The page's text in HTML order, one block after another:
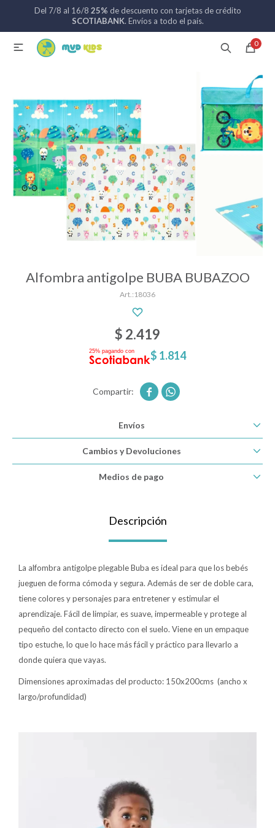
Del 7/8 al 16/8 25% de descuento con tarjetas de crédito
SCOTIABANK. Envíos a todo el país.
0

Alfombra antigolpe BUBA BUBAZOO
18036
$ 2.419
$ 1.814
 
Envíos
Cambios y Devoluciones
Medios de pago
Descripción
La alfombra antigolpe plegable Buba es ideal para que los bebés
jueguen de forma cómoda y segura. Además de ser de doble cara,
tiene colores y personajes para entretener y estimular el
aprendizaje. Fácil de limpiar, es suave, impermeable y protege al
pequeño del contacto directo con el suelo. Viene en un empaque
tipo estuche, lo que lo hace más fácil y práctico para llevarlo a
donde quiera que vayas.
Dimensiones aproximadas del producto: 150x200cms (ancho x
largo/profundidad)
MI CUENTA
Catálogo Nuevos ingresos
Coches de bebé
Sillas de auto
Lactancia
Alimentación
Paseo y seguridad
Estimulación primera infancia
Lentes
Vestimenta
Gift cards